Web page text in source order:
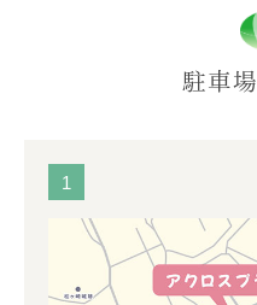
駐車
1